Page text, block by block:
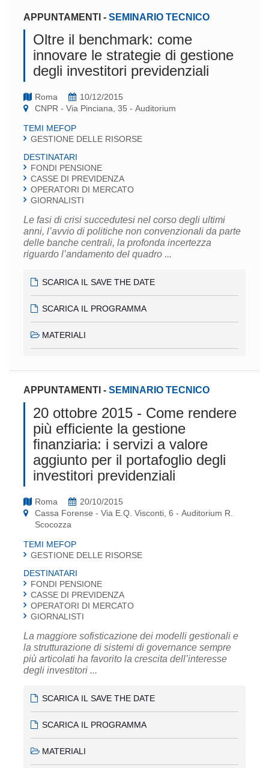
APPUNTAMENTI - SEMINARIO TECNICO
Oltre il benchmark: come
innovare le strategie di gestione
degli investitori previdenziali
Roma
10/12/2015
CNPR - Via Pinciana, 35 - Auditorium
TEMI MEFOP
GESTIONE DELLE RISORSE
DESTINATARI
FONDI PENSIONE
CASSE DI PREVIDENZA
OPERATORI DI MERCATO
GIORNALISTI
Le fasi di crisi succedutesi nel corso degli ultimi
anni, l’avvio di politiche non convenzionali da parte
delle banche centrali, la profonda incertezza
riguardo l’andamento del quadro ...
SCARICA IL SAVE THE DATE
SCARICA IL PROGRAMMA
MATERIALI
APPUNTAMENTI - SEMINARIO TECNICO
20 ottobre 2015 - Come rendere
più efﬁciente la gestione
ﬁnanziaria: i servizi a valore
aggiunto per il portafoglio degli
investitori previdenziali
Roma
20/10/2015
Cassa Forense - Via E.Q. Visconti, 6 - Auditorium R.
Scocozza
TEMI MEFOP
GESTIONE DELLE RISORSE
DESTINATARI
FONDI PENSIONE
CASSE DI PREVIDENZA
OPERATORI DI MERCATO
GIORNALISTI
La maggiore sofisticazione dei modelli gestionali e
la strutturazione di sistemi di governance sempre
più articolati ha favorito la crescita dell’interesse
degli investitori ...
SCARICA IL SAVE THE DATE
SCARICA IL PROGRAMMA
MATERIALI